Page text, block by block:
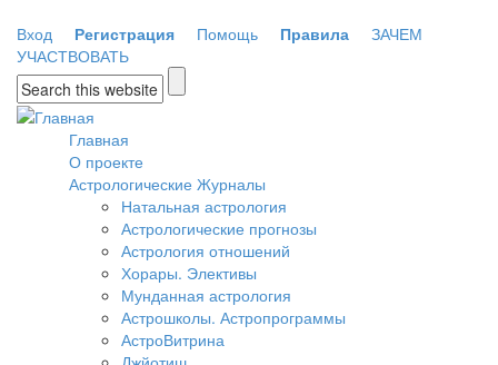
Вход
Регистрация Помощь Правила
ЗАЧЕМ
УЧАСТВОВАТЬ
Форма поиска
Главная
О проекте
Астрологические Журналы
Натальная астрология
Астрологические прогнозы
Астрология отношений
Хорары. Элективы
Мунданная астрология
Астрошколы. Астропрограммы
АстроВитрина